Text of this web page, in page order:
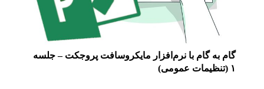
گام به گام با نرم‌افزار مایکروسافت پروجکت – جلسه
۱ (تنظیمات عمومی)